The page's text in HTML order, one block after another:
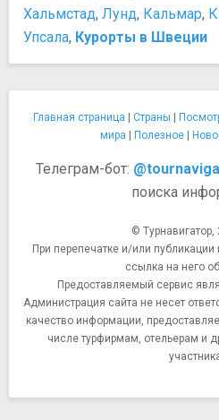
Хальмстад, Лунд, Кальмар,
Упсала, Курорты в Швеции
Главная страница Страны
мира
Полезное|
Телеграм-бот:
поиска
© Турнавигатор,
При перепечатке и/или
ссылка на него
Предоставляемый сервис
Администрация сайта не несет
качество информации,
числе турфирмам, отельерам и